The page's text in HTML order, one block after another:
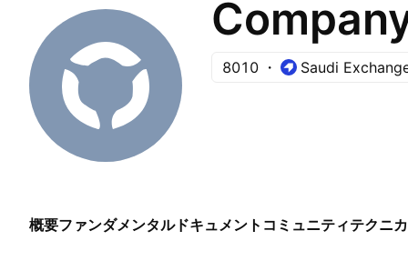
8010 Saudi
概要ファンダメンタルドキュメント コミュニティテクニ